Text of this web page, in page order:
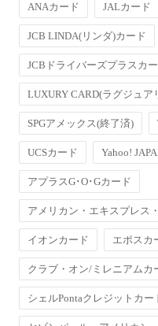
ANAカード JALカード
JCB LINDA(リンダ)カード
JCBドライバーズプラスカ
LUXURY CARD(ラグジュア
SPGアメックス(終了済)
UCSカード Yahoo!
アプラスG･O･Gカード
アメリカン・エキスプレス
イオンカード エポスカ
クラブ・オン/ミレニアムカ
シェルPontaクレジットカー